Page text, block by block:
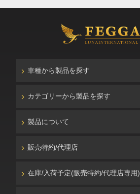
車種から製品を探す
カテゴリーから製品を探す
製品について
販売特約/代理店
在庫/入荷予定(販売特約/代理店専用)